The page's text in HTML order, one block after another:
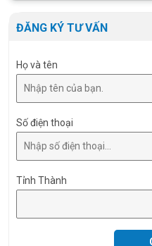
ĐĂNG KÝ TƯ VẤN
Họ và tên
Số điện thoại
Tỉnh Thành